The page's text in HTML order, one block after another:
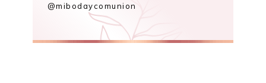
@mibodaycomunion